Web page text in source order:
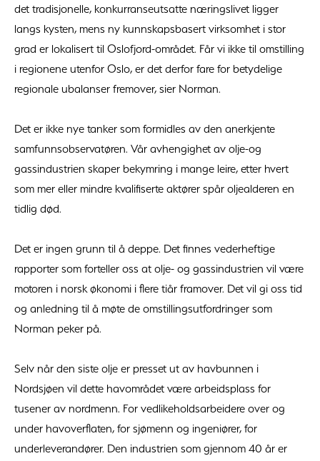
det tradisjonelle, konkurranseutsatte næringslivet ligger
langs kysten, mens ny kunnskapsbasert virksomhet i stor
grad er lokalisert til Oslofjord-området. Får vi ikke til omstilling
i regionene utenfor Oslo, er det derfor fare for betydelige
regionale ubalanser fremover, sier Norman.
Det er ikke nye tanker som formidles av den anerkjente
samfunnsobservatøren. Vår avhengighet av olje-og
gassindustrien skaper bekymring i mange leire, etter hvert
som mer eller mindre kvalifiserte aktører spår oljealderen en
tidlig død.
Det er ingen grunn til å deppe. Det finnes vederheftige
rapporter som forteller oss at olje- og gassindustrien vil være
motoren i norsk økonomi i flere tiår framover. Det vil gi oss tid
og anledning til å møte de omstillingsutfordringer som
Norman peker på.
Selv når den siste olje er presset ut av havbunnen i
Nordsjøen vil dette havområdet være arbeidsplass for
tusener av nordmenn. For vedlikeholdsarbeidere over og
under havoverflaten, for sjømenn og ingeniører, for
underleverandører. Den industrien som gjennom 40 år er